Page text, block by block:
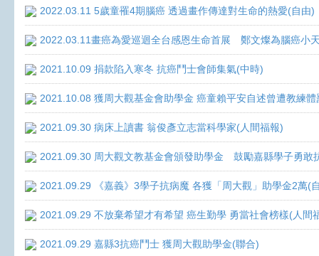
2022.03.11 5歲童罹4期腦癌 透過畫作傳達對生命的熱愛(自由)
2022.03.11畫癌為愛巡迴全台感恩生命首展 鄭文燦為腦癌小
2021.10.09 捐款陷入寒冬 抗癌鬥士會師集氣(中時)
2021.10.08 獲周大觀基金會助學金 癌童賴平安自述曾遭教練體
2021.09.30 病床上讀書 翁俊彥立志當科學家(人間福報)
2021.09.30 周大觀文教基金會頒發助學金 鼓勵嘉縣學子勇敢
2021.09.29 《嘉義》3學子抗病魔 各獲「周大觀」助學金2萬(
2021.09.29 不放棄希望才有希望 癌生勤學 勇當社會榜樣(人間
2021.09.29 嘉縣3抗癌鬥士 獲周大觀助學金(聯合)